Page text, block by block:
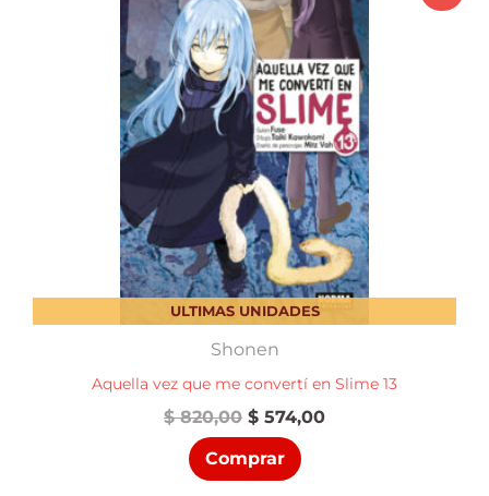
ULTIMAS UNIDADES
Shonen
Aquella vez que me convertí en Slime 13
$820,00 El
precio
original
era:
$ 574,00El
Comprar